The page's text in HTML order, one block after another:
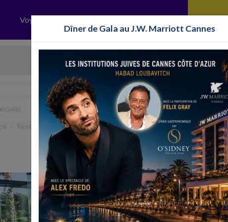
Voyages
Halavi Bassari
Restaurant Cacher PACA Restaurant Cacher Bouches-du-Rhône
Dîner de Gala au J.W. Marriott Cannes